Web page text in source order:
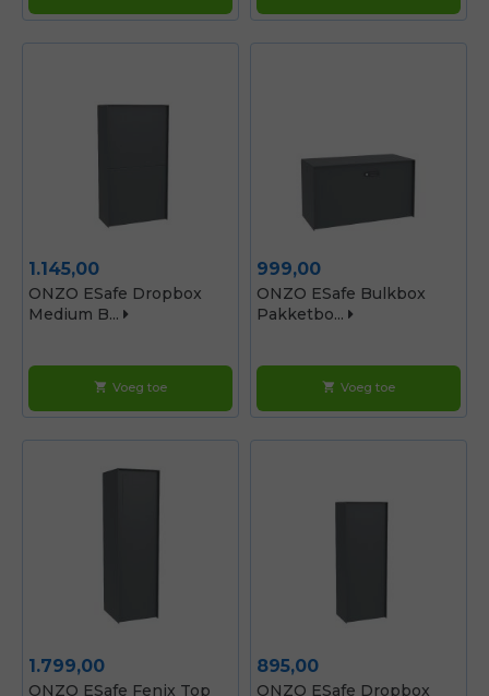
Prijs
1.145,00
ONZO ESafe Dropbox
Medium B...
shopping_cart Voeg toe
Prijs
999,00
ONZO ESafe Bulkbox
Pakketbo...
shopping_cart Voeg toe
Prijs
1.799,00
ONZO ESafe Fenix Top
Prijs
895,00
ONZO ESafe Dropbox